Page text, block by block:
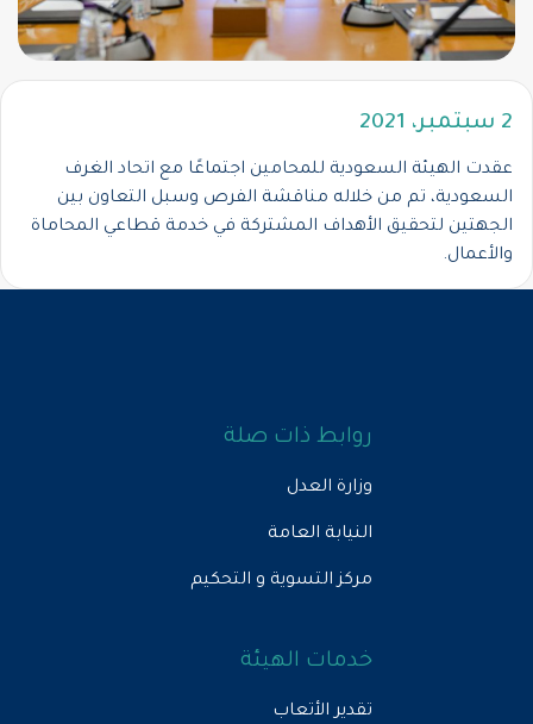
عقدت الهيئة السعودية للمحامين اجتماعًا مع اتحاد الغرف
السعودية، تم من خلاله مناقشة الفرص وسبل التعاون بين
الجهتين لتحقيق الأهداف المشتركة في خدمة قطاعي المحاماة
والأعمال.
روابط ذات صلة
وزارة العدل
النيابة العامة
مركز التسوية و التحكيم
خدمات الهيئة
تقدير الأتعاب